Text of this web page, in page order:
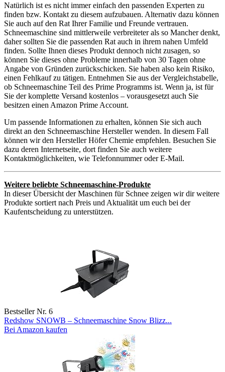
Natürlich ist es nicht immer einfach den passenden Experten zu
finden bzw. Kontakt zu diesem aufzubauen. Alternativ dazu können
Sie auch auf den Rat Ihrer Familie und Freunde vertrauen.
Schneemaschine sind mittlerweile verbreiteter als so Mancher denkt,
daher sollten Sie die passenden Rat auch in ihrem nahen Umfeld
finden. Sollte Ihnen dieses Produkt dennoch nicht zusagen, so
können Sie dieses ohne Probleme innerhalb von 30 Tagen ohne
Angabe von Gründen zurückschicken. Sie haben also kein Risiko,
einen Fehlkauf zu tätigen. Entnehmen Sie aus der Vergleichstabelle,
ob Schneemaschine Teil des Prime Programms ist. Wenn ja, ist für
Sie der komplette Versand kostenlos – vorausgesetzt auch Sie
besitzen einen Amazon Prime Account.
Um passende Informationen zu erhalten, können Sie sich auch
direkt an den Schneemaschine Hersteller wenden. In diesem Fall
können wir den Hersteller Höfer Chemie empfehlen. Besuchen Sie
dazu deren Internetseite, dort finden Sie auch weitere
Kontaktmöglichkeiten, wie Telefonnummer oder E-Mail.
Weitere beliebte Schneemaschine-Produkte
In dieser Übersicht der Maschinen für Schnee zeigen wir dir weitere
Produkte sortiert nach Preis und Aktualität um euch bei der
Kaufentscheidung zu unterstützen.
Bestseller Nr. 6
Redshow SNOWB – Schneemaschine Snow Blizz...
Bei Amazon kaufen